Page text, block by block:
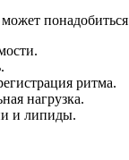
ритма.
нагрузка.
и липиды.